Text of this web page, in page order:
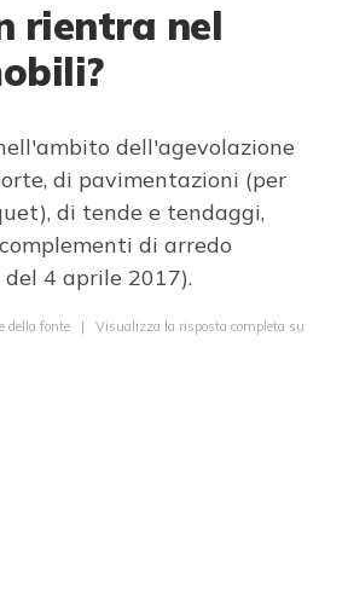
rientra nel
dell'agevolazione
di pavimentazioni (per
di tende e tendaggi,
di arredo
del 4 aprile 2017).
della fonte | Visualizza la risposta completa su